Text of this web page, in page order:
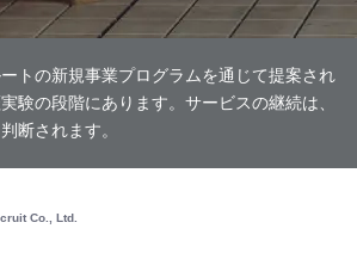
トの新規事業プログラムを通じて提案され
験の段階にあります。サービスの継続は、
断されます。
Co., Ltd.